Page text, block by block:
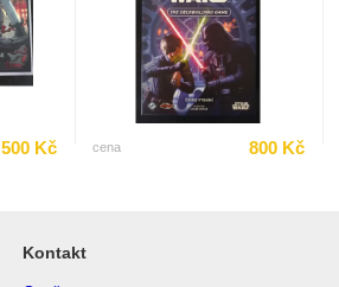
500 Kč cena 800 Kč
Kontakt